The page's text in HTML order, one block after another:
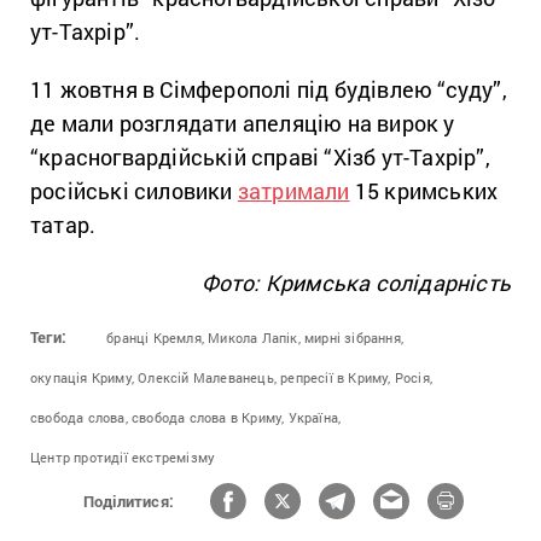
ут-Тахрір”.
11 жовтня в Сімферополі під будівлею “суду”,
де мали розглядати апеляцію на вирок у
“красногвардійській справі “Хізб ут-Тахрір”,
російські силовики затримали 15 кримських
татар.
Фото: Кримська солідарність
Теги: бранці Кремля, Микола Лапік, мирні зібрання,
окупація Криму, Олексій Малеванець, репресії в Криму, Росія,
свобода слова, свобода слова в Криму, Україна,
Центр протидії екстремізму
Поділитися: